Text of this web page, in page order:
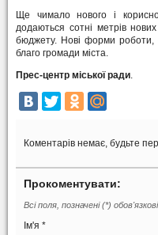
Ще чимало нового і
додаються сотні метрів
бюджету. Нові форми роботи,
благо громади міста.
Прес-центр міської ради.
Коментарів немає, будьте
Прокоментувати:
Всі поля, позначені (*)
Ім'я *